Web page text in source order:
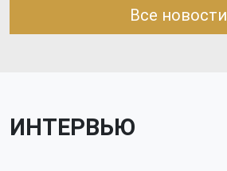
Все новости
ИНТЕРВЬЮ